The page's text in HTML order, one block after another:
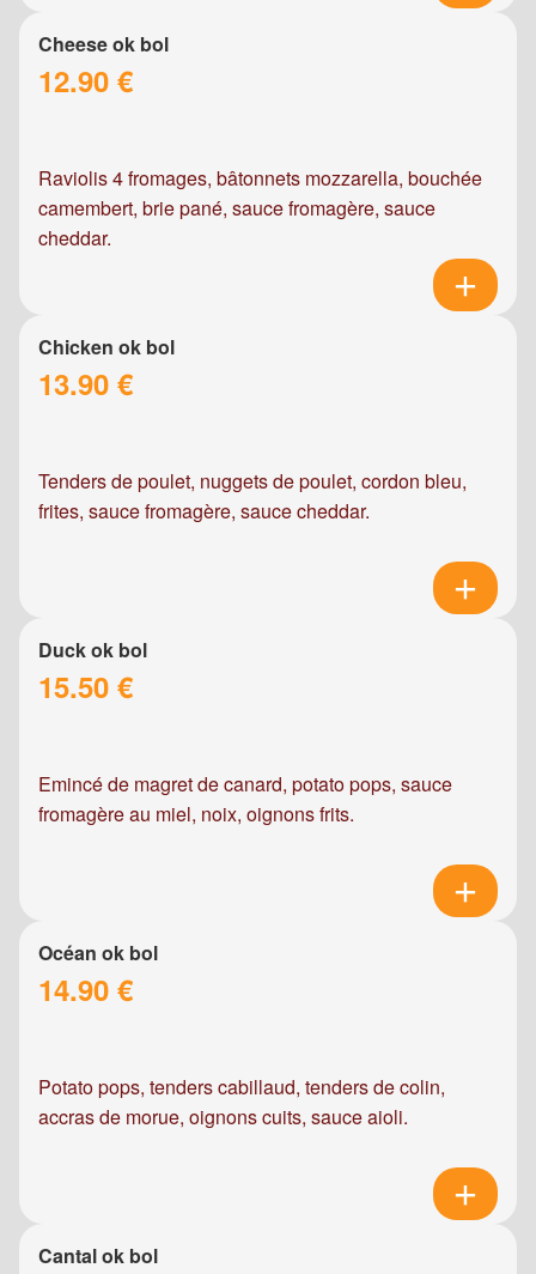
Cheese ok bol
12.90 €
Raviolis 4 fromages, bâtonnets mozzarella, bouchée
camembert, brie pané, sauce fromagère, sauce
cheddar.
Chicken ok bol
13.90 €
Tenders de poulet, nuggets de poulet, cordon bleu,
frites, sauce fromagère, sauce cheddar.
Duck ok bol
15.50 €
Emincé de magret de canard, potato pops, sauce
fromagère au miel, noix, oignons frits.
Océan ok bol
14.90 €
Potato pops, tenders cabillaud, tenders de colin,
accras de morue, oignons cuits, sauce aioli.
Cantal ok bol